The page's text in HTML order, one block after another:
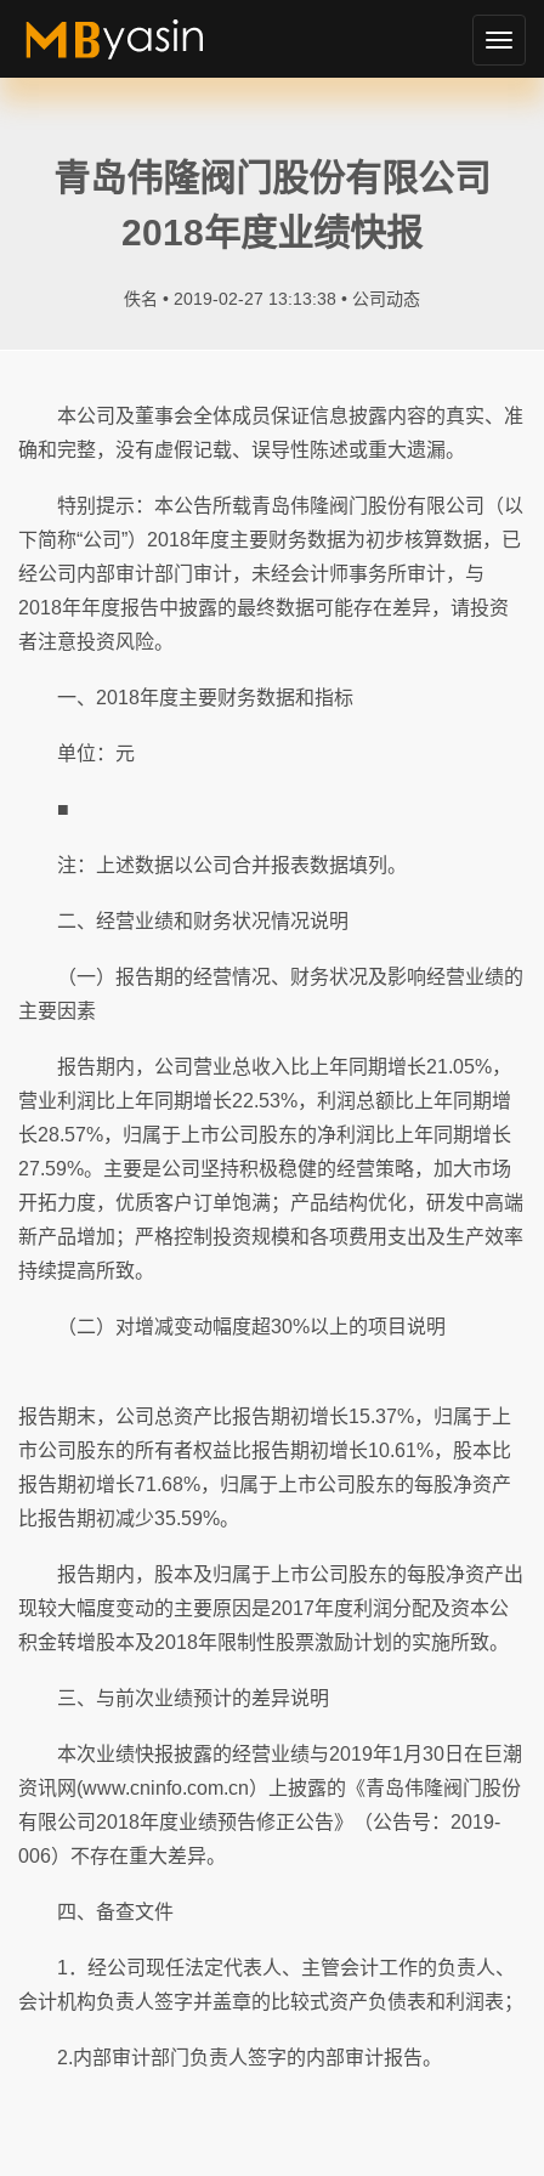
切
换
青岛伟隆阀门股份有限公司
2018年度业绩快报
佚名 • 2019-02-27 13:13:38 • 公司动态
本公司及董事会全体成员保证信息披露内容的真实、准
确和完整，没有虚假记载、误导性陈述或重大遗漏。
特别提示：本公告所载青岛伟隆阀门股份有限公司（以
下简称“公司”）2018年度主要财务数据为初步核算数据，已
经公司内部审计部门审计，未经会计师事务所审计，与
2018年年度报告中披露的最终数据可能存在差异，请投资
者注意投资风险。
一、2018年度主要财务数据和指标
单位：元
■
注：上述数据以公司合并报表数据填列。
二、经营业绩和财务状况情况说明
（一）报告期的经营情况、财务状况及影响经营业绩的
主要因素
报告期内，公司营业总收入比上年同期增长21.05%，
营业利润比上年同期增长22.53%，利润总额比上年同期增
长28.57%，归属于上市公司股东的净利润比上年同期增长
27.59%。主要是公司坚持积极稳健的经营策略，加大市场
开拓力度，优质客户订单饱满；产品结构优化，研发中高端
新产品增加；严格控制投资规模和各项费用支出及生产效率
持续提高所致。
（二）对增减变动幅度超30%以上的项目说明
报告期末，公司总资产比报告期初增长15.37%，归属于上
市公司股东的所有者权益比报告期初增长10.61%，股本比
报告期初增长71.68%，归属于上市公司股东的每股净资产
比报告期初减少35.59%。
报告期内，股本及归属于上市公司股东的每股净资产出
现较大幅度变动的主要原因是2017年度利润分配及资本公
积金转增股本及2018年限制性股票激励计划的实施所致。
三、与前次业绩预计的差异说明
本次业绩快报披露的经营业绩与2019年1月30日在巨潮
资讯网(www.cninfo.com.cn）上披露的《青岛伟隆阀门股份
有限公司2018年度业绩预告修正公告》（公告号：2019-
006）不存在重大差异。
四、备查文件
1．经公司现任法定代表人、主管会计工作的负责人、
会计机构负责人签字并盖章的比较式资产负债表和利润表；
2.内部审计部门负责人签字的内部审计报告。